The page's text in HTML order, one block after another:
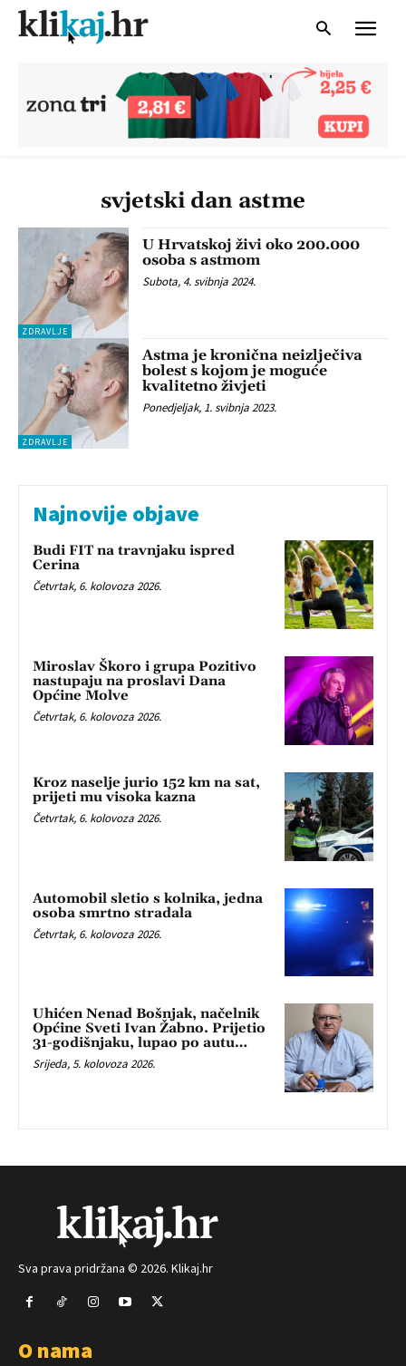
svjetski dan astme
ZDRAVLJE
U Hrvatskoj živi oko 200.000
osoba s astmom
Subota, 4. svibnja 2024.
ZDRAVLJE
Astma je kronična neizlječiva
bolest s kojom je moguće
kvalitetno živjeti
Ponedjeljak, 1. svibnja 2023.
Najnovije objave
Budi FIT na travnjaku ispred
Cerina
Četvrtak, 6. kolovoza 2026.
Miroslav Škoro i grupa Pozitivo
nastupaju na proslavi Dana
Općine Molve
Četvrtak, 6. kolovoza 2026.
Kroz naselje jurio 152 km na sat,
prijeti mu visoka kazna
Četvrtak, 6. kolovoza 2026.
Automobil sletio s kolnika, jedna
osoba smrtno stradala
Četvrtak, 6. kolovoza 2026.
Uhićen Nenad Bošnjak, načelnik
Općine Sveti Ivan Žabno. Prijetio
31-godišnjaku, lupao po autu…
Srijeda, 5. kolovoza 2026.
Sva prava pridržana © 2026. Klikaj.hr
O nama